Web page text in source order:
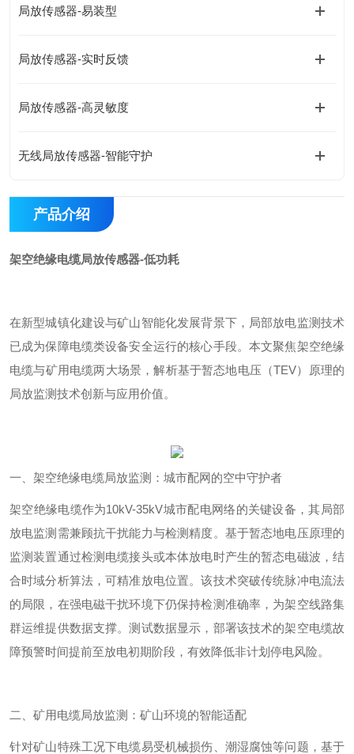
局放传感器-易装型
局放传感器-实时反馈
局放传感器-高灵敏度
无线局放传感器-智能守护
产品介绍
架空绝缘电缆局放传感器-低功耗
在新型城镇化建设与矿山智能化发展背景下，局部放电监测技术
已成为保障电缆类设备安全运行的核心手段。本文聚焦架空绝缘
电缆与矿用电缆两大场景，解析基于暂态地电压（TEV）原理的
局放监测技术创新与应用价值。
一、架空绝缘电缆局放监测：城市配网的空中守护者
架空绝缘电缆作为10kV-35kV城市配电网络的关键设备，其局部
放电监测需兼顾抗干扰能力与检测精度。基于暂态地电压原理的
监测装置通过检测电缆接头或本体放电时产生的暂态电磁波，结
合时域分析算法，可精准放电位置。该技术突破传统脉冲电流法
的局限，在强电磁干扰环境下仍保持检测准确率，为架空线路集
群运维提供数据支撑。测试数据显示，部署该技术的架空电缆故
障预警时间提前至放电初期阶段，有效降低非计划停电风险。
二、矿用电缆局放监测：矿山环境的智能适配
针对矿山特殊工况下电缆易受机械损伤、潮湿腐蚀等问题，基于